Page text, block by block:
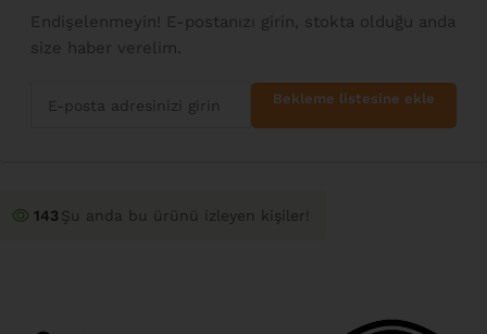
Endişelenmeyin! E-postanızı girin, stokta olduğu anda
size haber verelim.
Bekleme listesine ekle
146 Şu anda bu ürünü izleyen kişiler!